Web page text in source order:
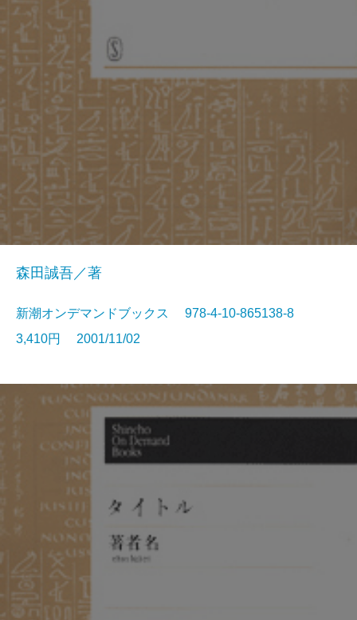
森田誠吾／著
新潮オンデマンドブックス 978-4-10-865138-8
3,410円 2001/11/02